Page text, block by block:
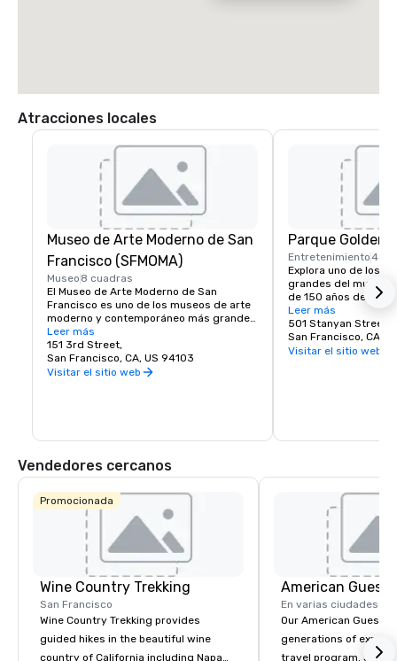
Atracciones locales
Museo de Arte Moderno de San
Francisco (SFMOMA)
Museo 8 cuadras
El Museo de Arte Moderno de San
Francisco es uno de los museos de arte
moderno y contemporáneo más grandes
de los Estados Unidos y un próspero
centro cultural del Área de la Bahía.
Abarca siete pisos y tiene una cafetería
y una librería en el lugar. La colección
especiales.
Leer más
151 3rd Street,
San Francisco, CA, US 94103
Visitar el sitio web
Parque Golden
Entretenimiento4 mi
Explora uno de los
grandes del mundo.
de 150 años de
grande que el
de Nueva York y,
él está cerrado a los
lugar seguro para
Leer más
501 Stanyan Street
San Francisco, CA,
Visitar el sitio web
Vendedores cercanos
Promocionada
Wine Country Trekking
San Francisco
Wine Country Trekking provides
guided hikes in the beautiful wine
country of California including Napa
American Guest
En varias ciudades
Our American Guest
generations of
travel program. Since